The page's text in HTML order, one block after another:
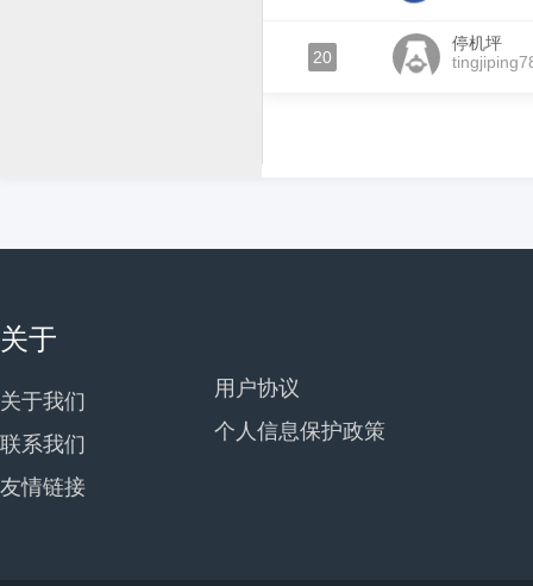
20
停机坪
关于
关于我们
联系我们
友情链接
用户协议
个人信息保护政策